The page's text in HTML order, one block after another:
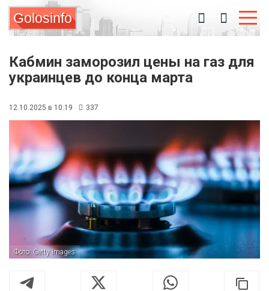
Golosinfo
Кабмин заморозил цены на газ для
украинцев до конца марта
12.10.2025 в 10:19 337
Фото: Getty Images